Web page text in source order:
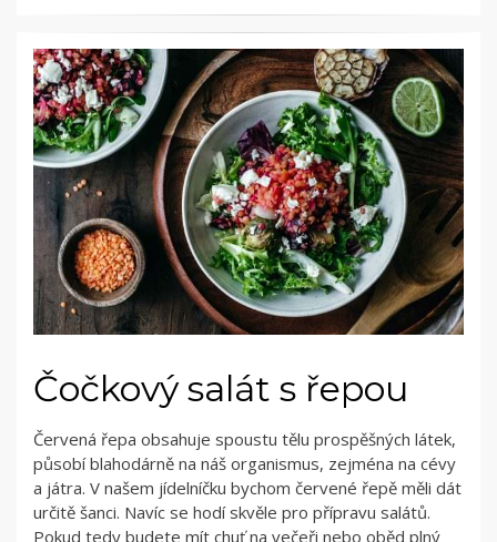
Čočkový salát s řepou
Červená řepa obsahuje spoustu tělu prospěšných látek,
působí blahodárně na náš organismus, zejména na cévy
a játra. V našem jídelníčku bychom červené řepě měli dát
určitě šanci. Navíc se hodí skvěle pro přípravu salátů.
Pokud tedy budete mít chuť na večeři nebo oběd plný